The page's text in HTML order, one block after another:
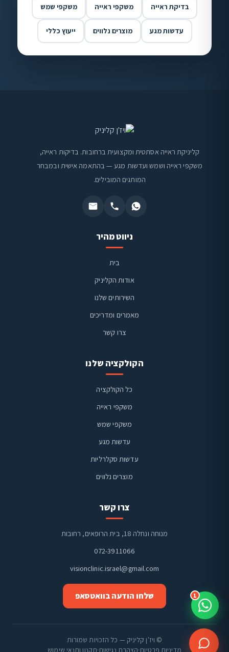
בדיקת ראייה משקפי ראייה משקפי שמש
עדשות מגע מוצרים נלווים ייעוץ כללי
קליניקת ראייה אסתטית ומקצועית ברחובות. בדיקות ראייה,
משקפי ראייה ושמש ועדשות מגע — בהתאמה אישית ובמבחר
המותגים המובילים.
ניווט מהיר
בית
אודות הקליניק
השירותים שלנו
מאמרים ומדריכים
צרו קשר
הקולקציה שלנו
כל הקולקציה
משקפי ראייה
משקפי שמש
עדשות מגע
עדשות סקלרליות
מוצרים נלווים
צרו קשר
מנוחה ונחלה 18, בית הרופאים, רחובות
072-3911066
visionclinic.israel@gmail.com
שלחו הודעה בוואטסאפ
© ויז'ן קליניק — כל הזכויות שמורות
מדיניות פרטיות·הצהרת נגישות·תקנון ותנאי שימוש
1